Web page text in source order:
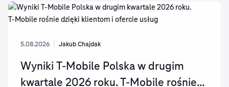
5.08.2026 Jakub Chajdak
Wyniki T-Mobile Polska w drugim
kwartale 2026 roku. T‑Mobile rośnie